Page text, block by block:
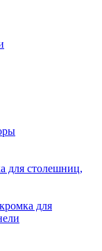
для столешниц,
для